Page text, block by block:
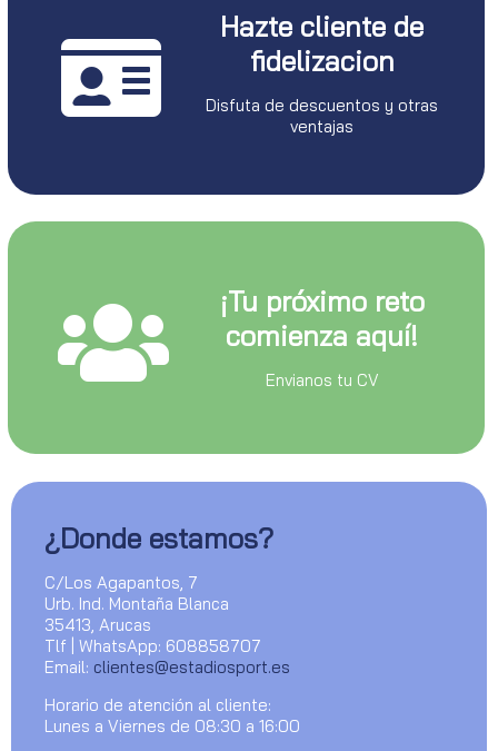
Hazte cliente de
fidelizacion
Disfuta de descuentos y otras
ventajas
¡Tu próximo reto
comienza aquí!
Envianos tu CV
¿Donde estamos?
C/Los Agapantos, 7
Urb. Ind. Montaña Blanca
35413, Arucas
Tlf | WhatsApp: 608858707
Email: clientes@estadiosport.es
Horario de atención al cliente:
Lunes a Viernes de 08:30 a 16:00